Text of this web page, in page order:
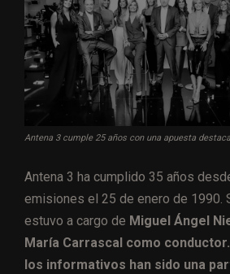
Antena 3 cumple 25 años con una apuesta
Antena 3 ha cumplido 35 años
emisiones el 25 de enero de 1990.
estuvo a cargo de Miguel Ángel
María Carrascal como
los informativos han sido una